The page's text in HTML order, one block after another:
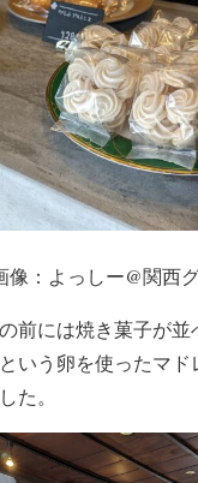
像：よっしー@関西
前には焼き菓子が
いう卵を使ったマ
た。